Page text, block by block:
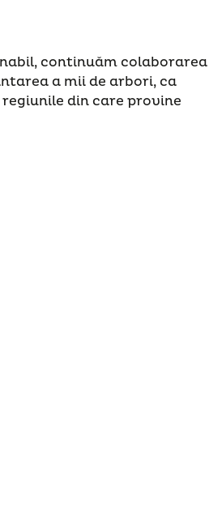
continuăm colaborarea
a mii de arbori, ca
din care provine